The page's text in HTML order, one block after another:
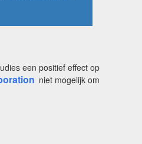
een positief effect op
niet mogelijk om